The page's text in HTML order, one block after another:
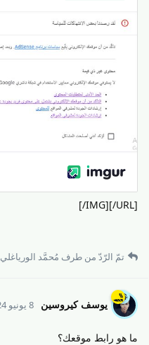
[/IMG][/URL]
تمّ الرّدّ من طرف مُحمَّد الورياغلي
يوسف كيروسين 8 يونيو 2024
ما هو رابط موقعك؟